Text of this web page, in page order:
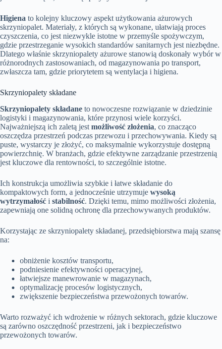
Higiena to kolejny kluczowy aspekt użytkowania ażurowych
skrzyniopalet. Materiały, z których są wykonane, ułatwiają proces
czyszczenia, co jest niezwykle istotne w przemyśle spożywczym,
gdzie przestrzeganie wysokich standardów sanitarnych jest niezbędne.
Dlatego właśnie skrzyniopalety ażurowe stanowią doskonały wybór w
różnorodnych zastosowaniach, od magazynowania po transport,
zwłaszcza tam, gdzie priorytetem są wentylacja i higiena.
Skrzyniopalety składane
Skrzyniopalety składane to nowoczesne rozwiązanie w dziedzinie
logistyki i magazynowania, które przynosi wiele korzyści.
Najważniejszą ich zaletą jest możliwość złożenia, co znacząco
oszczędza przestrzeń podczas przewozu i przechowywania. Kiedy są
puste, wystarczy je złożyć, co maksymalnie wykorzystuje dostępną
powierzchnię. W branżach, gdzie efektywne zarządzanie przestrzenią
jest kluczowe dla rentowności, to szczególnie istotne.
Ich konstrukcja umożliwia szybkie i łatwe składanie do
kompaktowych form, a jednocześnie utrzymuje wysoką
wytrzymałość i stabilność. Dzięki temu, mimo możliwości złożenia,
zapewniają one solidną ochronę dla przechowywanych produktów.
Korzystając ze skrzyniopalety składanej, przedsiębiorstwa mają szansę
na:
obniżenie kosztów transportu,
podniesienie efektywności operacyjnej,
łatwiejsze manewrowanie w magazynach,
optymalizację procesów logistycznych,
zwiększenie bezpieczeństwa przewożonych towarów.
Warto rozważyć ich wdrożenie w różnych sektorach, gdzie kluczowe
są zarówno oszczędność przestrzeni, jak i bezpieczeństwo
przewożonych towarów.